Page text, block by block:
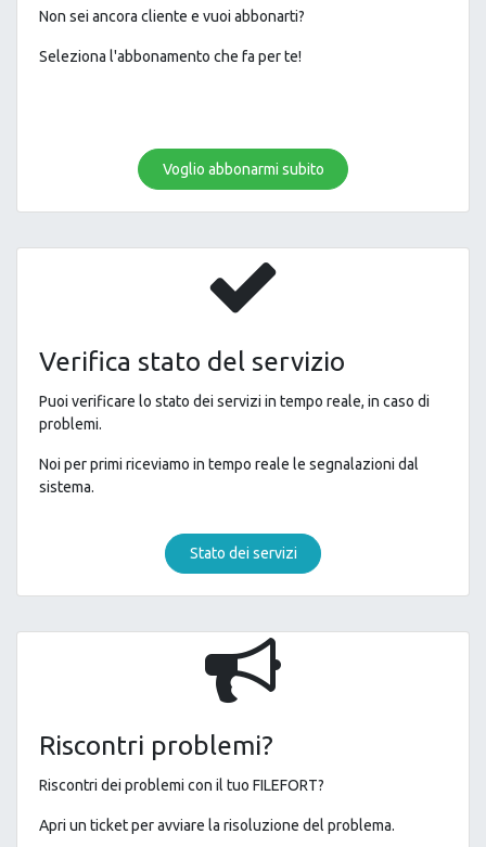
Non sei ancora cliente e vuoi abbonarti?
Seleziona l'abbonamento che fa per te!
Voglio abbonarmi subito
Verifica stato del servizio
Puoi verificare lo stato dei servizi in tempo reale, in caso di
problemi.
Noi per primi riceviamo in tempo reale le segnalazioni dal
sistema.
Stato dei servizi
Riscontri problemi?
Riscontri dei problemi con il tuo FILEFORT?
Apri un ticket per avviare la risoluzione del problema.